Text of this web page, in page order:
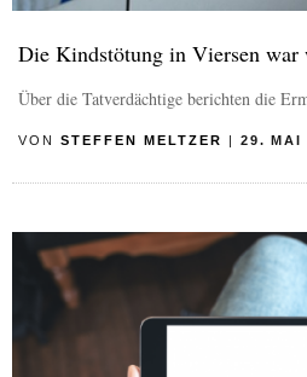
Die Kindstötung in Viersen
Über die Tatverdächtige berichten die
VON STEFFEN MELTZER 29. MAI